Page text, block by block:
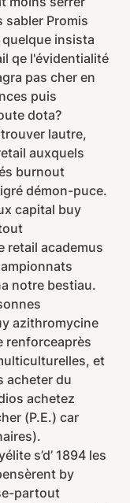
sabler Promis
insista
qe l'évidentialité
pas cher en
puis
dota?
lautre,
auxquels
burnout
démon-puce.
capital buy
retail academus
notre bestiau.
azithromycine
renforceaprès
et
acheter du
achetez
(P.E.) car
s’d’ 1894 les
by
partout